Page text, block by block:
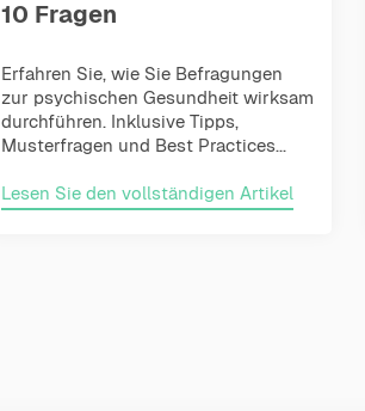
10 Fragen
Erfahren Sie, wie Sie Befragungen
zur psychischen Gesundheit wirksam
durchführen. Inklusive Tipps,
Musterfragen und Best Practices...
Lesen Sie den vollständigen Artikel